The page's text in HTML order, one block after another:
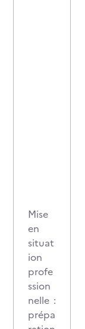
Mise
en
situat
ion
profe
ssion
nelle :
prépa